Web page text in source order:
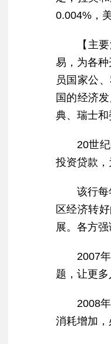
0.004%，
【主
易，为各
员国家公
国的经济
典、瑞士和
20世
投资贷款，
该行
区经济转
展。各方
2007
题，让更多
2008
消耗增加，